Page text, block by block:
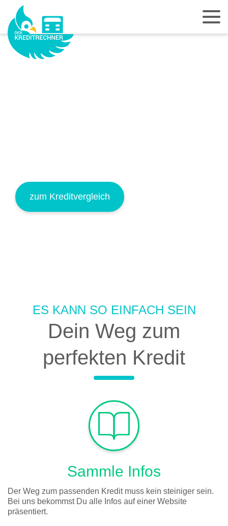
zum Kreditvergleich
ES KANN SO EINFACH SEIN
Dein Weg zum
perfekten Kredit
Sammle Infos
Der Weg zum passenden Kredit muss kein steiniger sein.
Bei uns bekommst Du alle Infos auf einer Website
präsentiert.